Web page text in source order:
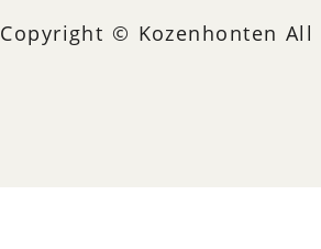
Copyright © Kozenhonten All